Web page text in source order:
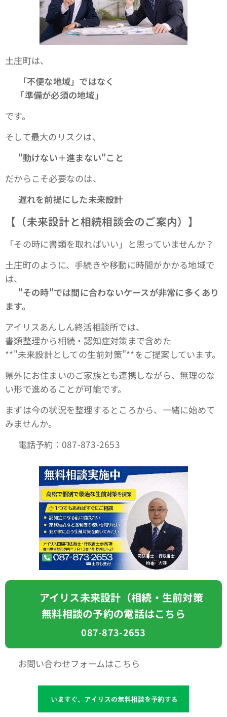
土庄町は、
「不便な地域」ではなく
「準備が必須の地域」
です。
そして最大のリスクは、
"動けない＋進まない"こと
だからこそ必要なのは、
遅れを前提にした未来設計
【（未来設計と相続相談会のご案内）】
「その時に書類を取ればいい」と思っていませんか？
土庄町のように、手続きや移動に時間がかかる地域で
は、
"その時"では間に合わないケースが非常に多くあり
ます。
アイリスあんしん終活相談所では、
書類整理から相続・認知症対策まで含めた
**"未来設計としての生前対策"**をご提案しています。
県外にお住まいのご家族とも連携しながら、無理のな
い形で進めることが可能です。
まずは今の状況を整理するところから、一緒に始めて
みませんか。
📞 電話予約：087-873-2653
📞 アイリス未来設計（相続・生前対策
無料相談の予約の電話はこちら
087-873-2653
🌐 お問い合わせフォームはこちら